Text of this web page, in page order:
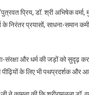
राष्ट्रीय
समन्वयक
प्रिय, डॉ. श्री अभिषेक
के निरंतर प्रयासों, साधना-समान
संरक्षा और धर्म की जड़ों को सुदृढ़
के लिए भी पथप्रदर्शक और